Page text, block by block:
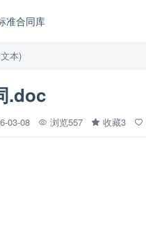
准合同库
本)
.doc
03-08 浏览557 收藏3